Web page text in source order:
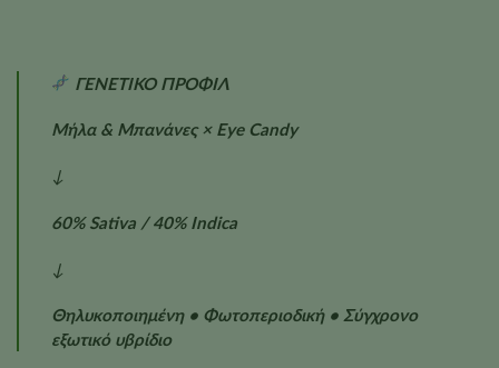
ΓΕΝΕΤΙΚΟ ΠΡΟΦΙΛ
Μήλα & Μπανάνες × Eye Candy
↓
60% Sativa / 40% Indica
↓
Θηλυκοποιημένη • Φωτοπεριοδική • Σύγχρονο
εξωτικό υβρίδιο